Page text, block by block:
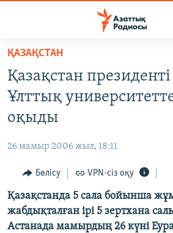
Skip
main
content
main
Navigation
Search
САЯСАТ
AZATTYQTV
АДАМ ҚҰҚЫҚТАРЫ
ӘЛЕУМЕТ
ӘЛЕМ
АРНАЙЫ ЖОБАЛАР
ҚАЗАҚСТАН
Қазақстан
Ұлттық
оқыды
26 мамыр 2006 жыл, 18:11
Бөлісу VPN-сіз оқу
Қазақстанда 5 сала бойынша
жабдықталған ірі 5 зертхана
Астанада мамырдың 26 күні